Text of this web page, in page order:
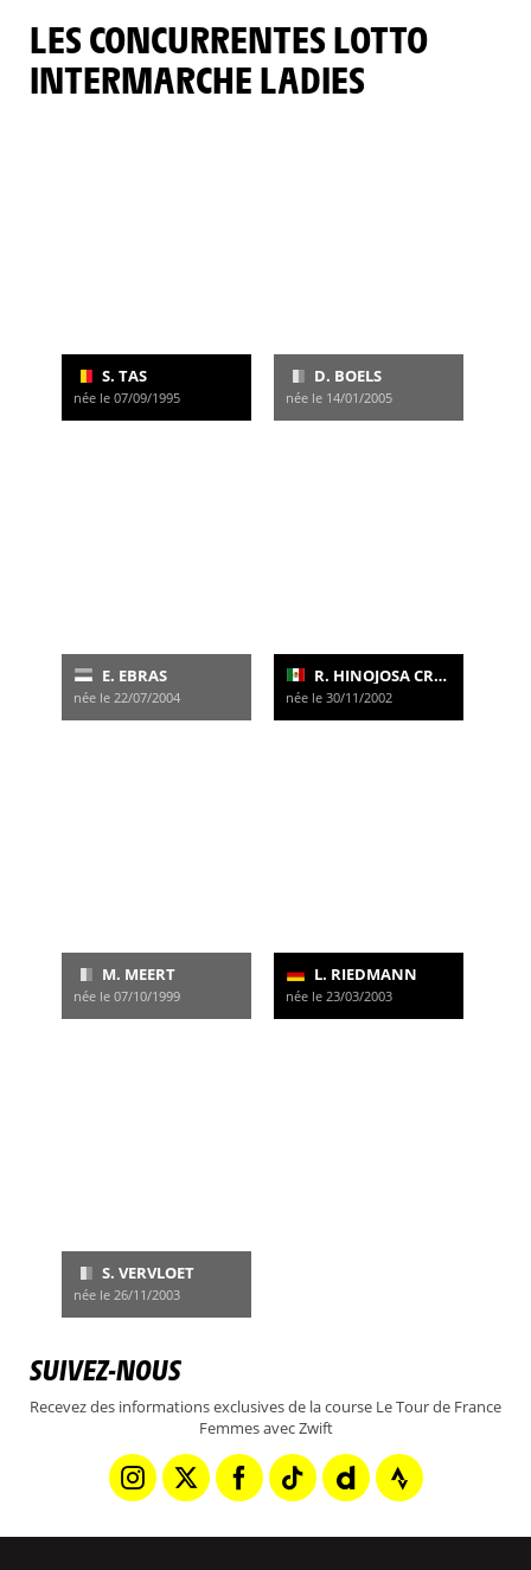
LES CONCURRENTES LOTTO
INTERMARCHE LADIES
S. TAS
née le 07/09/1995
D. BOELS
née le 14/01/2005
E. EBRAS
née le 22/07/2004
R. HINOJOSA CRUZ
née le 30/11/2002
M. MEERT
née le 07/10/1999
L. RIEDMANN
née le 23/03/2003
S. VERVLOET
née le 26/11/2003
SUIVEZ-NOUS
Recevez des informations exclusives de la course Le Tour de France
Femmes avec Zwift